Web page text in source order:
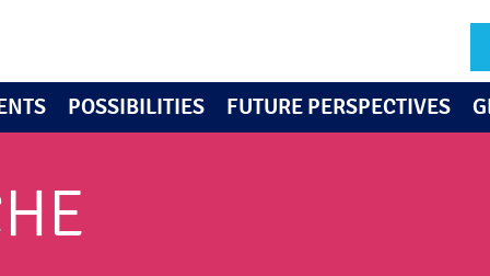
POSSIBILITIES FUTURE PERSPECTIVES